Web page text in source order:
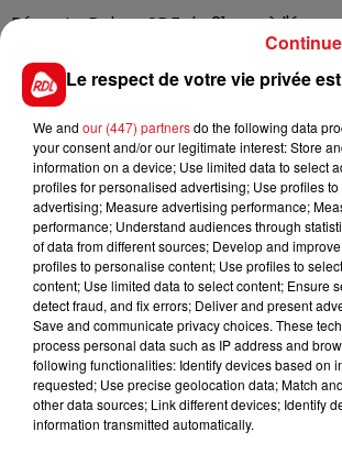
Rémy Le Rol, un SDF de 31 ans à
été séquestré et torturé à mort entre
2019 à Saint-Omer. Son corps,
retrouvé dans un champ à Saint-
FIL D'ACTUS
15 juillet 2026
Le respect de votre vie privée
We and our (447) partnersdo the following data
your consent and/or our legitimate interest: Store
information on a device; Use limited data to select
profiles for personalised advertising; Use profiles
advertising; Measure advertising performance;
performance; Understand audiences through
of data from different sources; Develop and
profiles to personalise content; Use profiles to
content; Use limited data to select content; Ensure
detect fraud, and fix errors; Deliver and present
Save and communicate privacy choices. These
process personal data such as IP address and
following functionalities: Identify devices based on
requested; Use precise geolocation data; Match
other data sources; Link different devices; Identify
information transmitted automatically.